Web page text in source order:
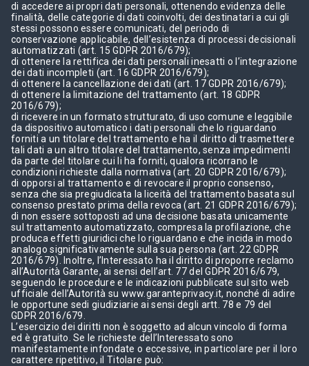
di accedere ai propri dati personali, ottenendo evidenza delle
finalità, delle categorie di dati coinvolti, dei destinatari a cui gli
stessi possono essere comunicati, del periodo di
conservazione applicabile, dell’esistenza di processi decisionali
automatizzati (art. 15 GDPR 2016/679);
di ottenere la rettifica dei dati personali inesatti o l’integrazione
dei dati incompleti (art. 16 GDPR 2016/679);
di ottenere la cancellazione dei dati (art. 17 GDPR 2016/679);
di ottenere la limitazione del trattamento (art. 18 GDPR
2016/679);
di ricevere in un formato strutturato, di uso comune e leggibile
da dispositivo automatico i dati personali che lo riguardano
forniti a un titolare del trattamento e ha il diritto di trasmettere
tali dati a un altro titolare del trattamento, senza impedimenti
da parte del titolare cui li ha forniti, qualora ricorrano le
condizioni richieste dalla normativa (art. 20 GDPR 2016/679);
di opporsi al trattamento e di revocare il proprio consenso,
senza che sia pregiudicata la liceità del trattamento basata sul
consenso prestato prima della revoca (art. 21 GDPR 2016/679);
di non essere sottoposti ad una decisione basata unicamente
sul trattamento automatizzato, compresa la profilazione, che
produca effetti giuridici che lo riguardano e che incida in modo
analogo significativamente sulla sua persona (art. 22 GDPR
2016/679). Inoltre, l’Interessato ha il diritto di proporre reclamo
all’Autorità Garante, ai sensi dell’art. 77 del GDPR 2016/679,
seguendo le procedure e le indicazioni pubblicate sul sito web
ufficiale dell’Autorità su www.garanteprivacy.it, nonché di adire
le opportune sedi giudiziarie ai sensi degli artt. 78 e 79 del
GDPR 2016/679.
L’esercizio dei diritti non è soggetto ad alcun vincolo di forma
ed è gratuito. Se le richieste dell’Interessato sono
manifestamente infondate o eccessive, in particolare per il loro
carattere ripetitivo, il Titolare può: